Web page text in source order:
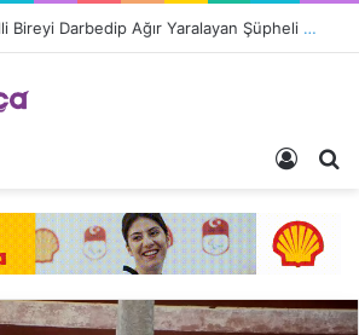
Ortopedik Engelli Bireyi Darbedip Ağır Yaralayan Şüpheli Tutuklandı
Giriş